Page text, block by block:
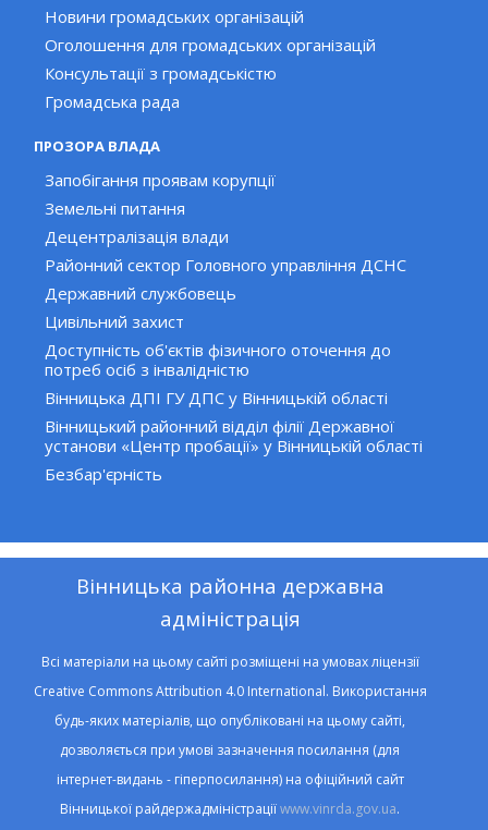
Новини громадських організацій
Оголошення для громадських організацій
Консультації з громадськістю
Громадська рада
ПРОЗОРА ВЛАДА
Запобігання проявам корупції
Земельні питання
Децентралізація влади
Районний сектор Головного управління ДСНС
Державний службовець
Цивільний захист
Доступність об'єктів фізичного оточення до
потреб осіб з інвалідністю
Вінницька ДПІ ГУ ДПС у Вінницькій області
Вінницький районний відділ філії Державної
установи «Центр пробації» у Вінницькій області
Безбар'єрність
Вінницька районна державна
адміністрація
Всі матеріали на цьому сайті розміщені на умовах ліцензії
Creative Commons Attribution 4.0 International. Використання
будь-яких матеріалів, що опубліковані на цьому сайті,
дозволяється при умові зазначення посилання (для
інтернет-видань - гіперпосилання) на офіційний сайт
Вінницької райдержадміністраціїwww.vinrda.gov.ua.